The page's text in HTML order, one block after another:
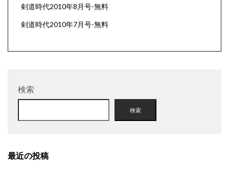
剣道時代2010年8月号-無料
剣道時代2010年7月号-無料
検索
検索
最近の投稿